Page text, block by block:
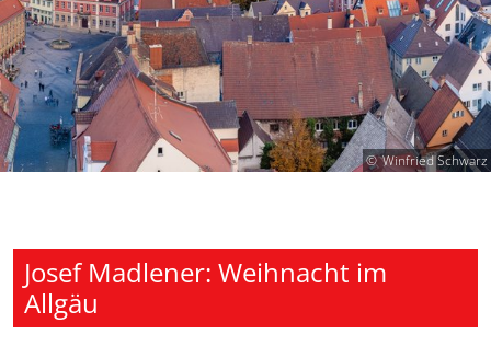
Winfried Schwarz
Josef Madlener: Weihnacht im
Allgäu